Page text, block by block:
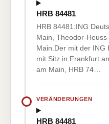
HRB 84481
HRB 84481:ING
Main, Theodor-
Main.Der mit der ING
mit Sitz in Frankfurt
am Main, HRB 74…
VERÄNDERUNGEN
HRB 84481